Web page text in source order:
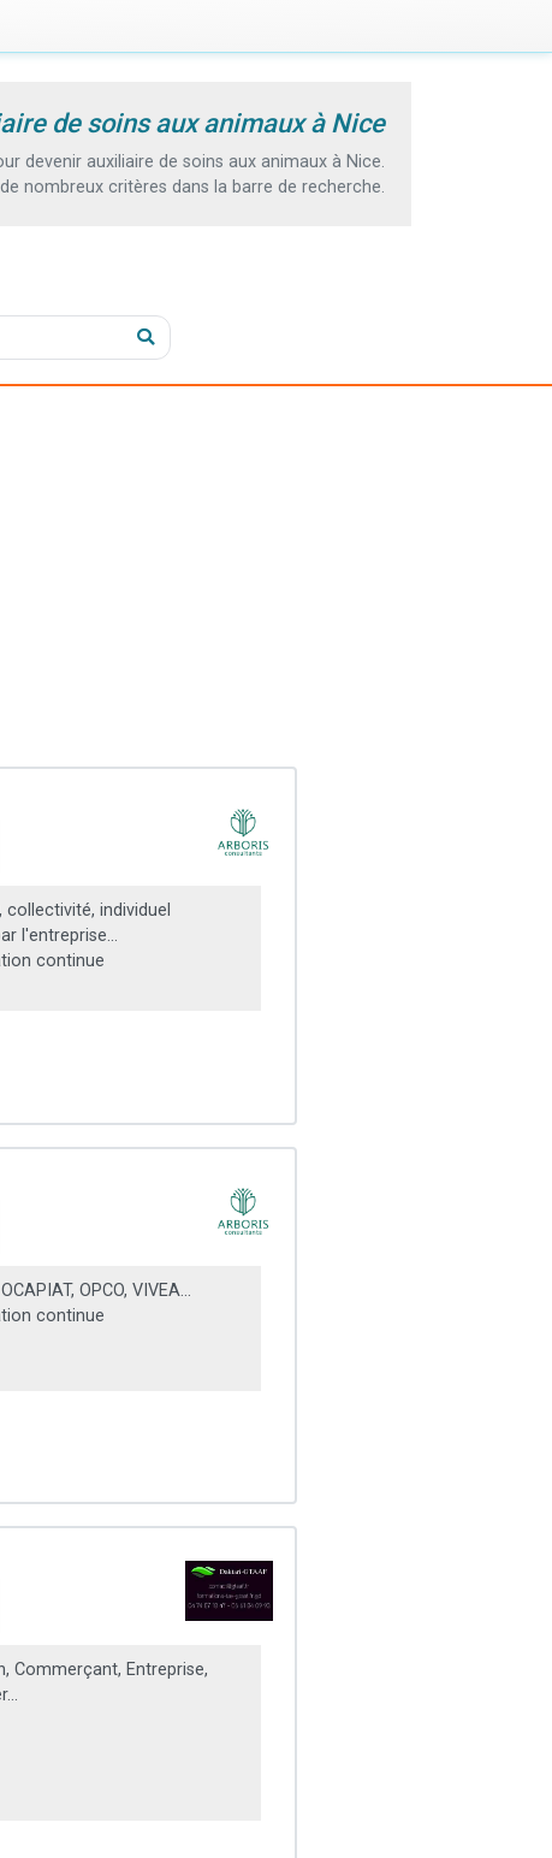
de soins aux animaux à Nice
devenir auxiliaire de soins aux animaux à Nice.
nombreux critères dans la barre de recherche.
collectivité, individuel
l'entreprise...
continue
OPCO, VIVEA...
continue
Commerçant, Entreprise,